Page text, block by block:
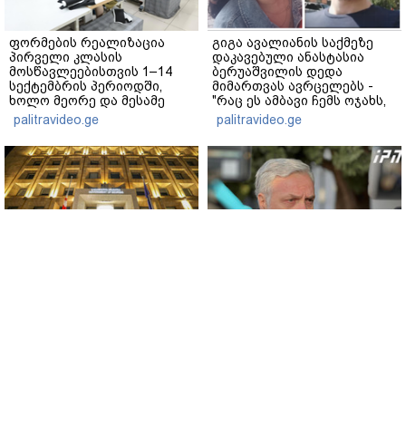
ფორმების რეალიზაცია
პირველი კლასის
მოსწავლეებისთვის 1–14
სექტემბრის პერიოდში,
ხოლო მეორე და მესამე
ეტაპებზე...
palitravideo.ge
გიგა ავალიანის საქმეზე
დაკავებული ანასტასია
ბერუაშვილის დედა
მიმართვას ავრცელებს -
"რაც ეს ამბავი ჩემს ოჯახს,
ჩემს ანასტასიას გადახდა
თავს, მის მერე მე მე არ
ვარ"
palitravideo.ge